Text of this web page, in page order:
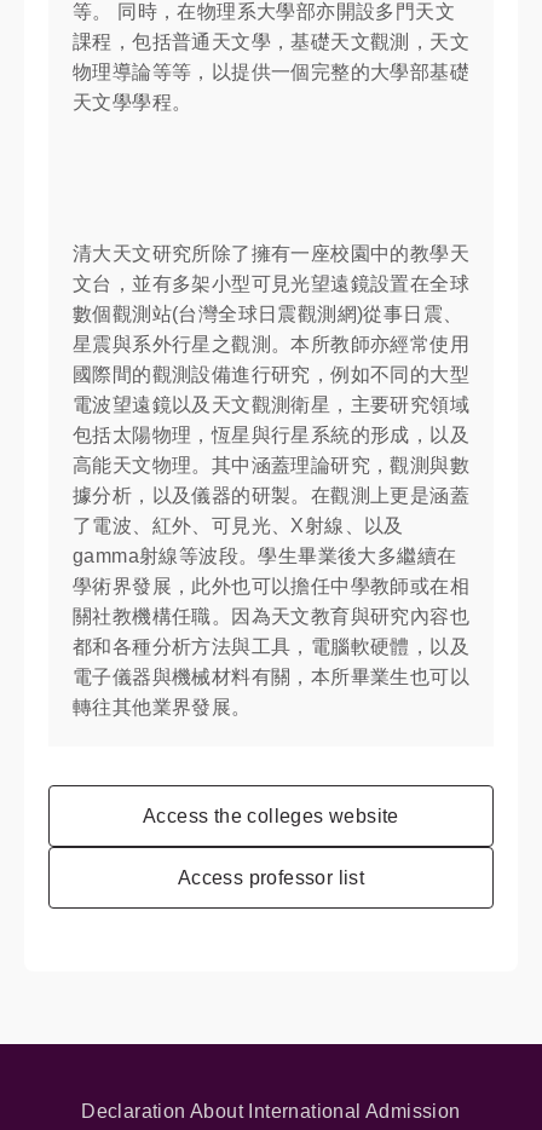
等。 同時，在物理系大學部亦開設多門天文
課程，包括普通天文學，基礎天文觀測，天文
物理導論等等，以提供一個完整的大學部基礎
天文學學程。
清大天文研究所除了擁有一座校園中的教學天
文台，並有多架小型可見光望遠鏡設置在全球
數個觀測站(台灣全球日震觀測網)從事日震、
星震與系外行星之觀測。本所教師亦經常使用
國際間的觀測設備進行研究，例如不同的大型
電波望遠鏡以及天文觀測衛星，主要研究領域
包括太陽物理，恆星與行星系統的形成，以及
高能天文物理。其中涵蓋理論研究，觀測與數
據分析，以及儀器的研製。在觀測上更是涵蓋
了電波、紅外、可見光、X射線、以及
gamma射線等波段。學生畢業後大多繼續在
學術界發展，此外也可以擔任中學教師或在相
關社教機構任職。因為天文教育與研究內容也
都和各種分析方法與工具，電腦軟硬體，以及
電子儀器與機械材料有關，本所畢業生也可以
轉往其他業界發展。
Access the colleges website
Access professor list
Declaration About International Admission